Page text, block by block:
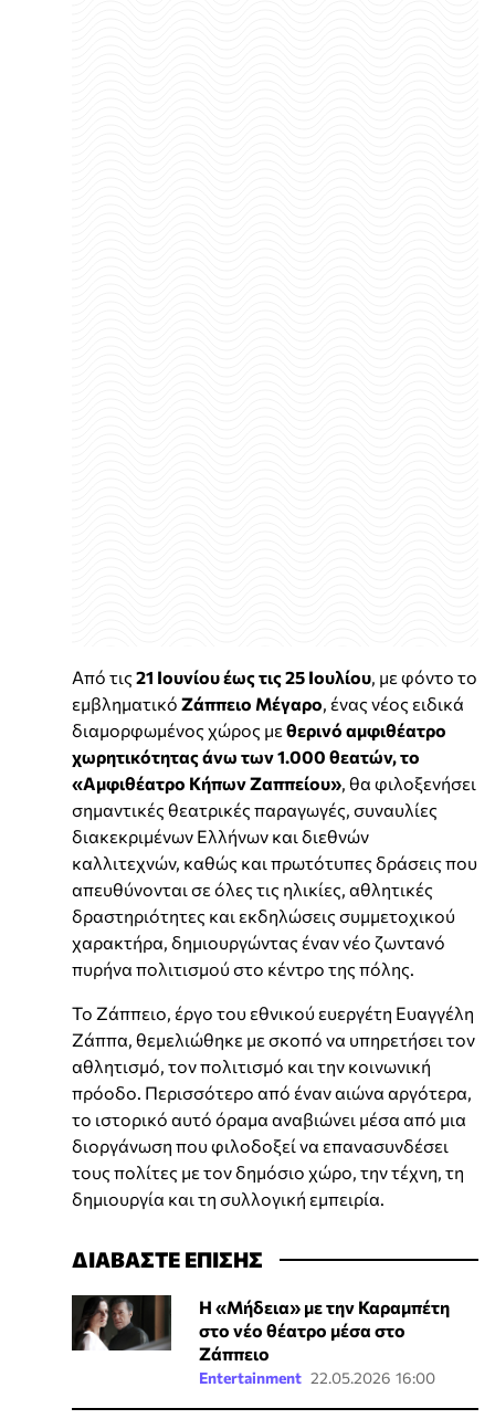
Από τις 21 Ιουνίου έως τις 25 Ιουλίου, με φόντο το
εμβληματικό Ζάππειο Μέγαρο, ένας νέος ειδικά
διαμορφωμένος χώρος μεθερινό αμφιθέατρο
χωρητικότητας άνω των 1.000 θεατών, το
«Αμφιθέατρο Κήπων Ζαππείου», θα φιλοξενήσει
σημαντικές θεατρικές παραγωγές, συναυλίες
διακεκριμένων Ελλήνων και διεθνών
καλλιτεχνών, καθώς και πρωτότυπες δράσεις που
απευθύνονται σε όλες τις ηλικίες, αθλητικές
δραστηριότητες και εκδηλώσεις συμμετοχικού
χαρακτήρα, δημιουργώντας έναν νέο ζωντανό
πυρήνα πολιτισμού στο κέντρο της πόλης.
Το Ζάππειο, έργο του εθνικού ευεργέτη Ευαγγέλη
Ζάππα, θεμελιώθηκε με σκοπό να υπηρετήσει τον
αθλητισμό, τον πολιτισμό και την κοινωνική
πρόοδο. Περισσότερο από έναν αιώνα αργότερα,
το ιστορικό αυτό όραμα αναβιώνει μέσα από μια
διοργάνωση που φιλοδοξεί να επανασυνδέσει
τους πολίτες με τον δημόσιο χώρο, την τέχνη, τη
δημιουργία και τη συλλογική εμπειρία.
ΔΙΑΒΑΣΤΕ ΕΠΙΣΗΣ
Η «Μήδεια» με την Καραμπέτη
στο νέο θέατρο μέσα στο
Ζάππειο
Entertainment 22.05.2026 16:00